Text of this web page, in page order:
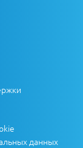
данных